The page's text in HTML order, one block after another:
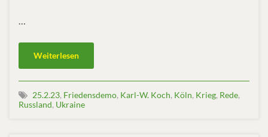
Weiterlesen
25.2.23, Friedensdemo, Karl-W. Koch, Köln, Krieg, Rede,
Russland, Ukraine